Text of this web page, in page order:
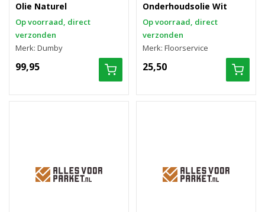
Olie Naturel
Op voorraad, direct
verzonden
Merk: Dumby
99,95
Onderhoudsolie Wit
Op voorraad, direct
verzonden
Merk: Floorservice
25,50